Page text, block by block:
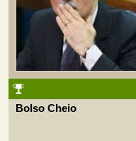
Bolso Cheio